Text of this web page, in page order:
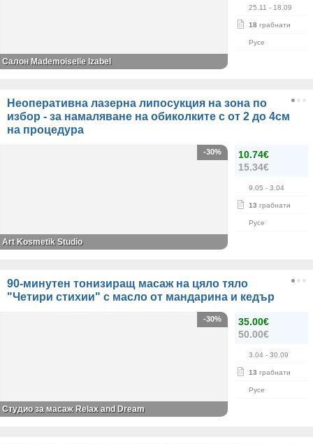
25.11 - 18.09
18 грабнати
Русе
Салон Mademoiselle Izabel
Неоперативна лазерна липосукция на зона по
избор - за намаляване на обиколките с от 2 до 4см
на процедура
10.74€
15.34€
9.05 - 3.04
13 грабнати
Русе
-30%
Art Kosmetik Studio
90-минутен тонизиращ масаж на цяло тяло
"Четири стихии" с масло от мандарина и кедър
35.00€
50.00€
3.04 - 30.09
13 грабнати
Русе
-30%
Студио за масаж Relax and Dream